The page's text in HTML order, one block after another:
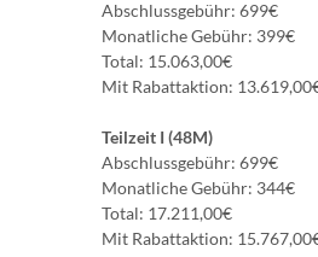
Abschlussgebühr: 699€
Monatliche Gebühr: 399€
Total: 15.063,00€
Mit Rabattaktion:
Teilzeit I (48M)
Abschlussgebühr: 699€
Monatliche Gebühr: 344€
Total: 17.211,00€
Mit Rabattaktion: